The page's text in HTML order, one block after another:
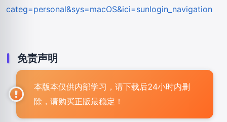
categ=personal&sys=macOS&ici=sunlogin_navigation
免责声明
本版本仅供内部学习，请下载后24小时内删
除，请购买正版最稳定！